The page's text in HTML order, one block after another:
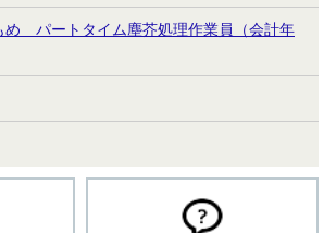
め パートタイム塵芥処理作業員（会計年